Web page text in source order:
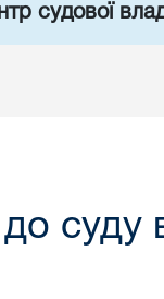
судової
суду